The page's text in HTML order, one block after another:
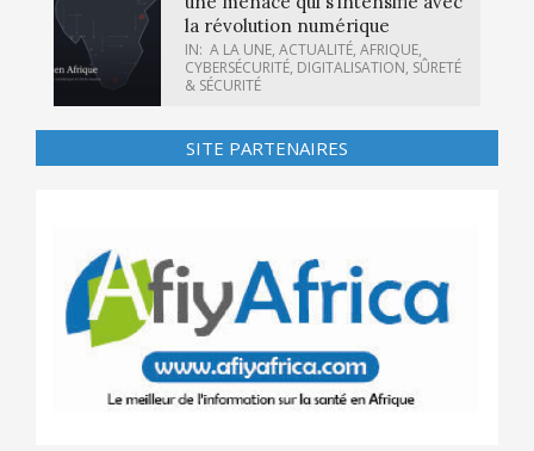
la révolution numérique
IN: A LA UNE, ACTUALITÉ, AFRIQUE,
CYBERSÉCURITÉ, DIGITALISATION, SÛRETÉ
& SÉCURITÉ
SITE PARTENAIRES